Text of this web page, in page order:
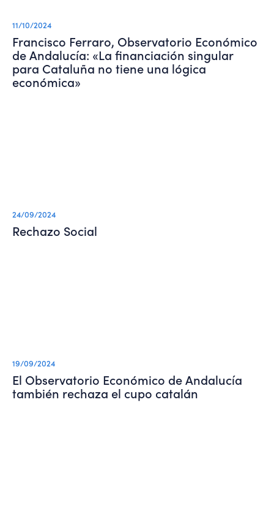
11/10/2024
Francisco Ferraro, Observatorio Económico
de Andalucía: «La financiación singular
para Cataluña no tiene una lógica
económica»
24/09/2024
Rechazo Social
19/09/2024
El Observatorio Económico de Andalucía
también rechaza el cupo catalán